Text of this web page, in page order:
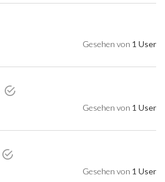
Gesehen von 1 User
Gesehen von 1 User
Gesehen von 1 User